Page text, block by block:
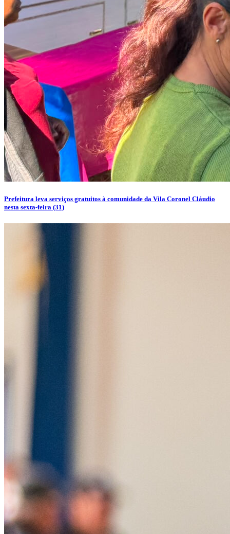
Prefeitura leva serviços gratuitos à comunidade da Vila Coronel Cláudio
nesta sexta-feira (31)